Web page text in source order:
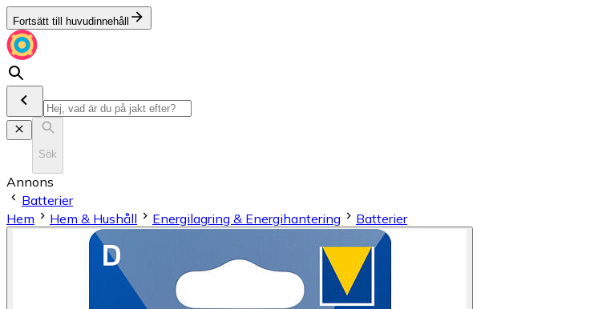
Fortsätt till huvudinnehåll
Sök
Annons
Batterier
Hem
Hem & Hushåll Energilagring & Energihantering Batterier